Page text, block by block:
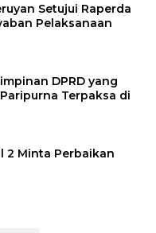
Setujui Raperda
Pelaksanaan
DPRD yang
Terpaksa di
2 Minta Perbaikan